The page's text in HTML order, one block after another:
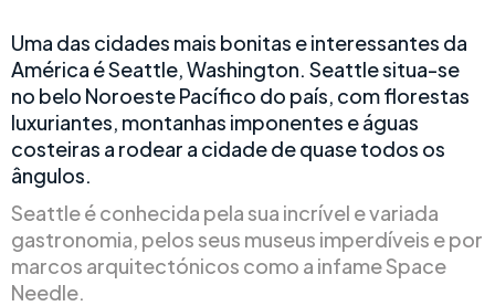
Uma das cidades mais bonitas e interessantes da
América é Seattle, Washington. Seattle situa-se
no belo Noroeste Pacífico do país, com florestas
luxuriantes, montanhas imponentes e águas
costeiras a rodear a cidade de quase todos os
ângulos.
Seattle é conhecida pela sua incrível e variada
gastronomia, pelos seus museus imperdíveis e por
marcos arquitectónicos como a infame Space
Needle.